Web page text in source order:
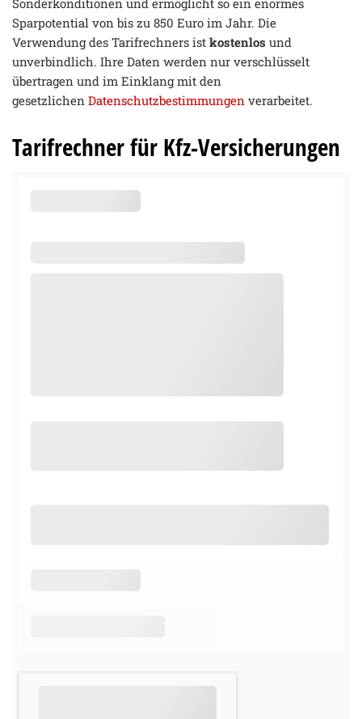
Sonderkonditionen und ermöglicht so ein enormes
Sparpotential von bis zu 850 Euro im Jahr. Die
Verwendung des Tarifrechners ist kostenlos und
unverbindlich. Ihre Daten werden nur verschlüsselt
übertragen und im Einklang mit den
gesetzlichen Datenschutzbestimmungen verarbeitet.
Tarifrechner für Kfz-Versicherungen